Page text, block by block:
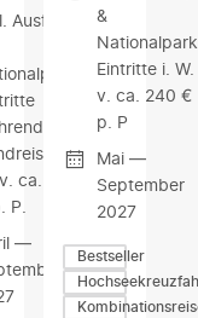
Ausflüge
der
i.
ca. 240
P.
—
&
Eintritte i. W.
v. ca. 240 €
p. P
Mai —
September
2027
Bestseller